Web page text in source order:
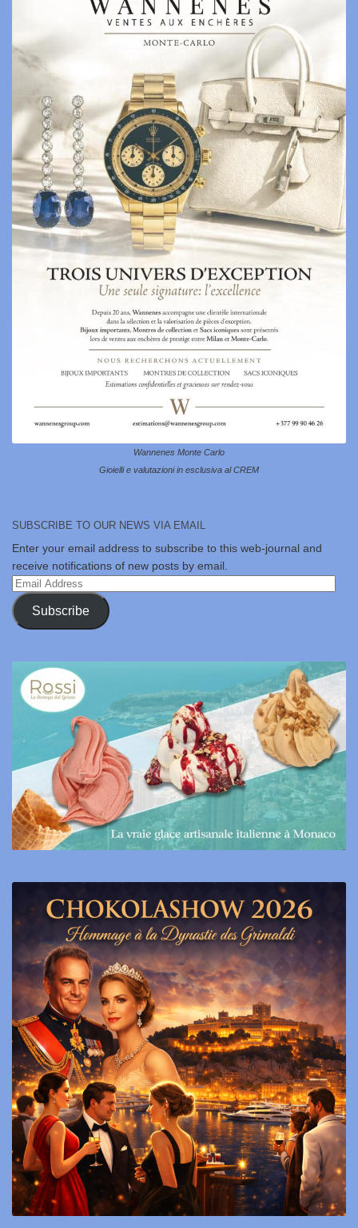
Wannenes Monte Carlo
Gioielli e valutazioni in esclusiva al CREM
SUBSCRIBE TO OUR NEWS VIA EMAIL
Enter your email address to subscribe to this web-journal and
receive notifications of new posts by email.
Email
Address
Subscribe